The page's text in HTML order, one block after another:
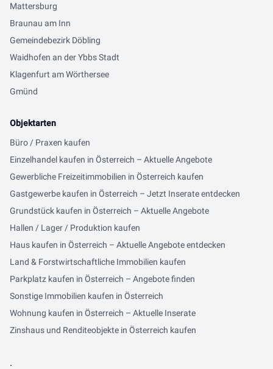
Mattersburg
Braunau am Inn
Gemeindebezirk Döbling
Waidhofen an der Ybbs Stadt
Klagenfurt am Wörthersee
Gmünd
Objektarten
Büro / Praxen kaufen
Einzelhandel kaufen in Österreich – Aktuelle Angebote
Gewerbliche Freizeitimmobilien in Österreich kaufen
Gastgewerbe kaufen in Österreich – Jetzt Inserate entdecken
Grundstück kaufen in Österreich – Aktuelle Angebote
Hallen / Lager / Produktion kaufen
Haus kaufen in Österreich – Aktuelle Angebote entdecken
Land & Forstwirtschaftliche Immobilien kaufen
Parkplatz kaufen in Österreich – Angebote finden
Sonstige Immobilien kaufen in Österreich
Wohnung kaufen in Österreich – Aktuelle Inserate
Zinshaus und Renditeobjekte in Österreich kaufen
.